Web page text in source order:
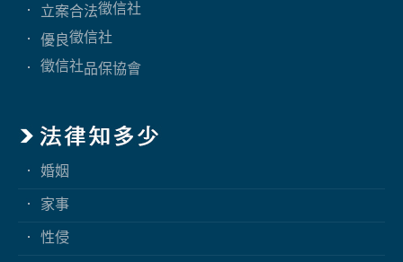
立案合法徵信社
優良徵信社
徵信社品保協會
婚姻
家事
性侵